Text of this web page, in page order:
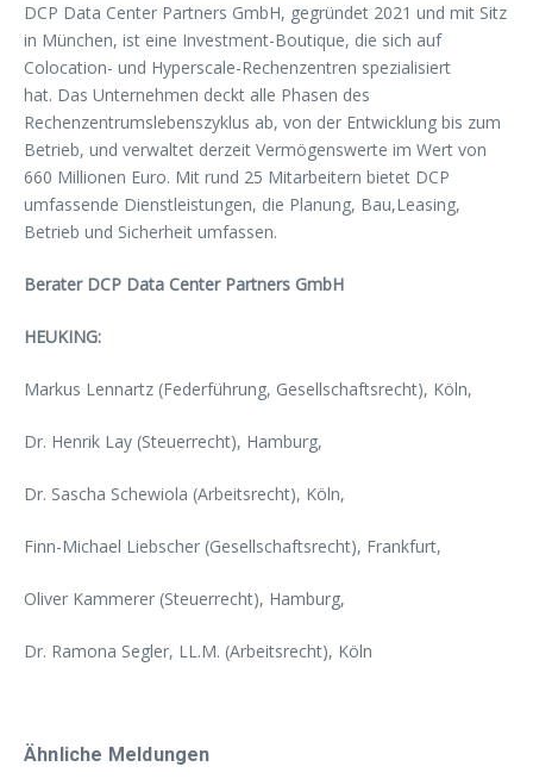
DCP Data Center Partners GmbH, gegründet 2021 und mit Sitz
in München, ist eine Investment-Boutique, die sich auf
Colocation- und Hyperscale-Rechenzentren spezialisiert
hat. Das Unternehmen deckt alle Phasen des
Rechenzentrumslebenszyklus ab, von der Entwicklung bis zum
Betrieb, und verwaltet derzeit Vermögenswerte im Wert von
660 Millionen Euro. Mit rund 25 Mitarbeitern bietet DCP
umfassende Dienstleistungen, die Planung, Bau,Leasing,
Betrieb und Sicherheit umfassen.
Berater DCP Data Center Partners GmbH
HEUKING:
Markus Lennartz (Federführung, Gesellschaftsrecht), Köln,
Dr. Henrik Lay (Steuerrecht), Hamburg,
Dr. Sascha Schewiola (Arbeitsrecht), Köln,
Finn-Michael Liebscher (Gesellschaftsrecht), Frankfurt,
Oliver Kammerer (Steuerrecht), Hamburg,
Dr. Ramona Segler, LL.M. (Arbeitsrecht), Köln
Ähnliche Meldungen